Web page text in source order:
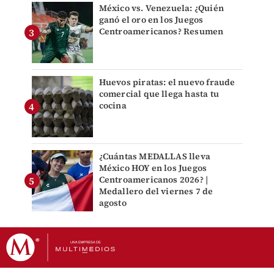
México vs. Venezuela: ¿Quién
ganó el oro en los Juegos
Centroamericanos? Resumen
Huevos piratas: el nuevo fraude
comercial que llega hasta tu
cocina
¿Cuántas MEDALLAS lleva
México HOY en los Juegos
Centroamericanos 2026? |
Medallero del viernes 7 de
agosto